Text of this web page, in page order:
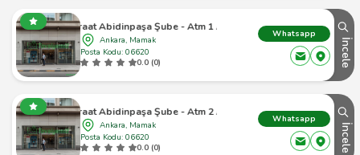
Ziraat Abidinpaşa Şube - Atm 1 Atm
Ankara, Mamak
Posta Kodu: 06620
0.0 (0)
Whatsapp
İncele
Ziraat Abidinpaşa Şube - Atm 2 Atm
Ankara, Mamak
Posta Kodu: 06620
0.0 (0)
Whatsapp
İncele